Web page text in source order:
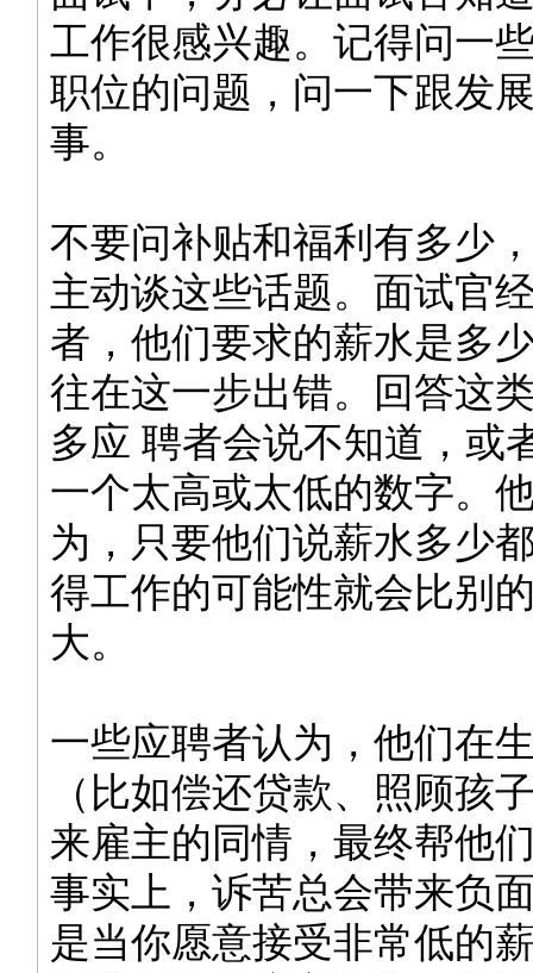
工作很感兴趣。记得问一
职位的问题，问一下跟发
事。
不要问补贴和福利有多少
主动谈这些话题。面试官
者，他们要求的薪水是多
往在这一步出错。回答这
多应 聘者会说不知道，或
一个太高或太低的数字。
为，只要他们说薪水多少
得工作的可能性就会比别
大。
一些应聘者认为，他们在
（比如偿还贷款、照顾孩
来雇主的同情，最终帮他
事实上，诉苦总会带来负
是当你愿意接受非常低